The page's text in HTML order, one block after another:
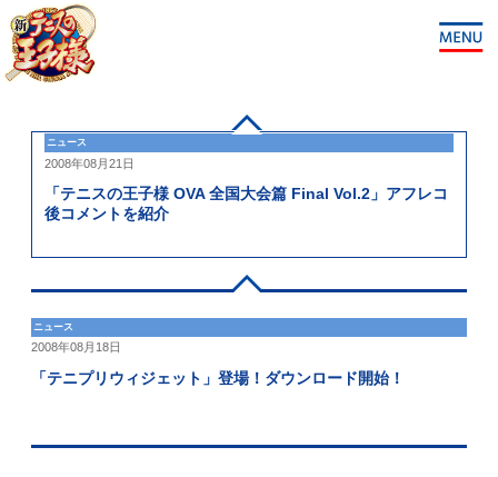
ニュース
2008年08月21日
「テニスの王子様 OVA 全国大会篇 Final Vol.2」アフレコ
後コメントを紹介
ニュース
2008年08月18日
「テニプリウィジェット」登場！ダウンロード開始！